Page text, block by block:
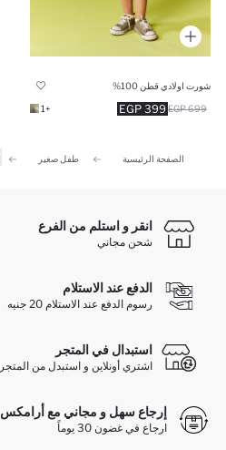
شورت اولادي قطن 100%
399 EGP 699 EGP
+1
الصفحة الرئيسية طفل صغير
انقر و استلم من الفرع
شحن مجاني
الدفع عند الاستلام
رسوم الدفع عند الاستلام 20 جنيه
استبدال في المتجر
اشتري أونلاين و استبدل من المتجر
إرجاع سهل و مجاني مع أرامكس
ارجاع في غضون 30 يوماً